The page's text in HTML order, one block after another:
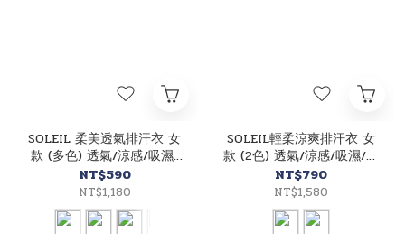
SOLEIL 柔美透氣排汗衣 女
款 (多色) 透氣/涼感/吸濕/
彈性 10SL2402
NT$590
NT$1,180
SOLEIL輕柔涼爽排汗衣 女
款 (2色) 透氣/涼感/吸濕/彈
性 10CHI8057B
NT$790
NT$1,580